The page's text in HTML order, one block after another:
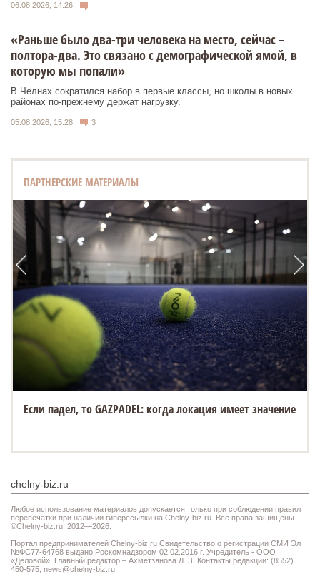
06.08.2026, 14:26
«Раньше было два-три человека на место, сейчас –
полтора-два. Это связано с демографической ямой, в
которую мы попали»
В Челнах сократился набор в первые классы, но школы в новых
районах по-прежнему держат нагрузку.
05.08.2026, 15:28 3
ПАРТНЕРСКИЕ МАТЕРИАЛЫ
Если падел, то GAZPADEL: когда локация имеет значение
chelny-biz.ru
Любое использование материалов допускается только при соблюдении правил
перепечатки при наличии гиперссылки на Chelny-biz.ru. Все права защищены
©Chelny-biz.ru. 2012—2026.
Портал предпринимателей Chelny-biz.ru Свидетельство о регистрации СМИ Эл
№ФС77-64768 выдано Роскомнадзором 02.02.2016 г. Учредитель - ООО
«Деловой». Главный редактор – Ахметзянова Л. З. Контакты редакции: (8552)
450-575, news@chelny-biz.ru